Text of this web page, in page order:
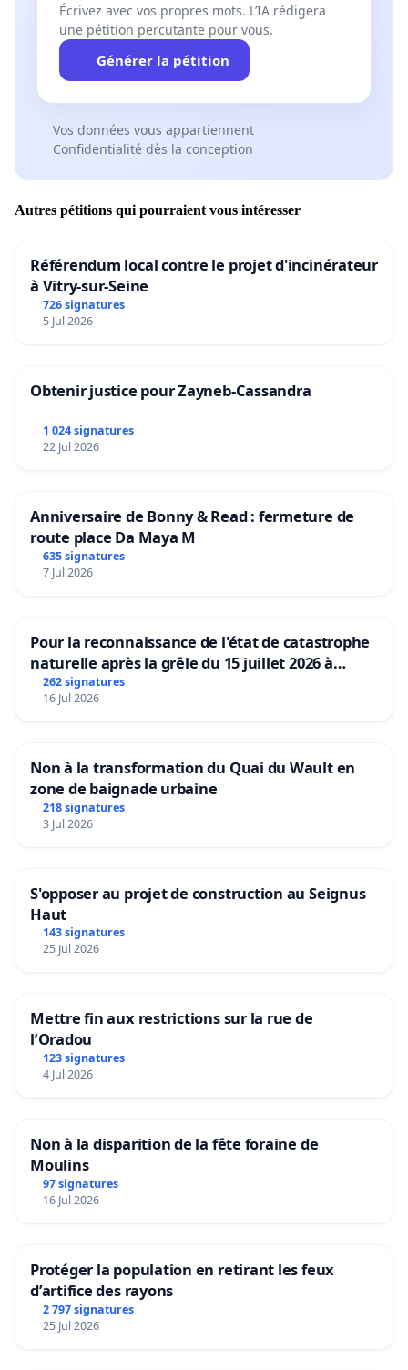
Écrivez avec vos propres mots. L’IA rédigera
une pétition percutante pour vous.
Générer la pétition
Vos données vous appartiennent
Confidentialité dès la conception
Autres pétitions qui pourraient vous intéresser
Référendum local contre le projet d'incinérateur
à Vitry-sur-Seine
726 signatures
5 Jul 2026
Obtenir justice pour Zayneb-Cassandra
1 024 signatures
22 Jul 2026
Anniversaire de Bonny & Read : fermeture de
route place Da Maya M
635 signatures
7 Jul 2026
Pour la reconnaissance de l'état de catastrophe
naturelle après la grêle du 15 juillet 2026 à
Aubenas et ses alentours
262 signatures
16 Jul 2026
Non à la transformation du Quai du Wault en
zone de baignade urbaine
218 signatures
3 Jul 2026
S'opposer au projet de construction au Seignus
Haut
143 signatures
25 Jul 2026
Mettre fin aux restrictions sur la rue de
l’Oradou
123 signatures
4 Jul 2026
Non à la disparition de la fête foraine de
Moulins
97 signatures
16 Jul 2026
Protéger la population en retirant les feux
d’artifice des rayons
2 797 signatures
25 Jul 2026